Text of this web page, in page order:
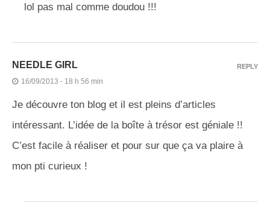
lol pas mal comme doudou !!!
NEEDLE GIRL
16/09/2013 - 18 h 56 min
Je découvre ton blog et il est pleins d’articles
intéressant. L’idée de la boîte à trésor est géniale !!
C’est facile à réaliser et pour sur que ça va plaire à
mon pti curieux !
REPLY